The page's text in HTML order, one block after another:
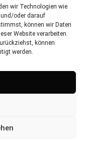
wir Technologien wie
oder darauf
können wir Daten
Website verarbeiten.
können
werden.
der kalten
gefährlich wird